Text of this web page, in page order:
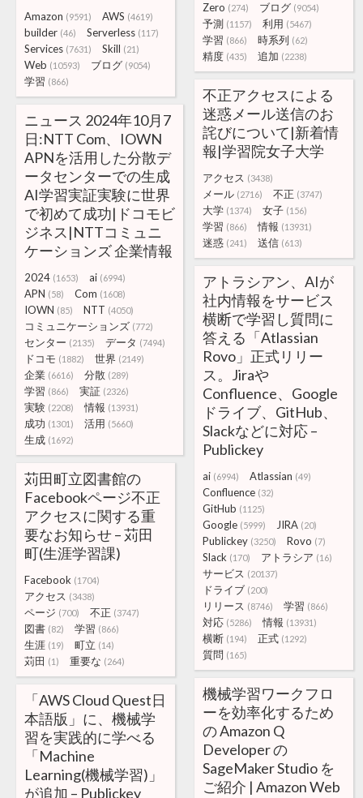
Zero (274) ブログ (9054)
予測 (1157) 利用 (5467)
学習 (866) 時系列 (62)
精度 (435) 追加 (2238)
Amazon (9591) AWS (4619)
builder (46) Serverless (117)
Services (7631) Skill (21)
Web (10593) ブログ (9054)
学習 (866)
不正アクセスによる
迷惑メール送信のお
詫びについて|新着情
報|学習院女子大学
アクセス (3438)
メール (2716) 不正 (3747)
大学 (1374) 女子 (156)
学習 (866) 情報 (13931)
迷惑 (241) 送信 (613)
ニュース 2024年10月7
日:NTT Com、IOWN
APNを活用した分散デ
ータセンターでの生成
AI学習実証実験に世界
で初めて成功|ドコモビ
ジネス|NTTコミュニ
ケーションズ 企業情報
2024 (1653) ai (6994)
APN (58) Com (1608)
IOWN (85) NTT (4050)
コミュニケーションズ (772)
センター (2135) データ (7494)
ドコモ (1882) 世界 (2149)
企業 (6616) 分散 (289)
学習 (866) 実証 (2326)
実験 (2208) 情報 (13931)
成功 (1301) 活用 (5660)
生成 (1692)
アトラシアン、AIが
社内情報をサービス
横断で学習し質問に
答える「Atlassian
Rovo」正式リリー
ス。Jiraや
Confluence、Google
ドライブ、GitHub、
Slackなどに対応 –
Publickey
ai (6994) Atlassian (49)
Confluence (32)
GitHub (1125)
Google (5999) JIRA (20)
Publickey (3250) Rovo (7)
Slack (170) アトラシア (16)
サービス (20137)
ドライブ (200)
リリース (8746) 学習 (866)
対応 (5286) 情報 (13931)
横断 (194) 正式 (1292)
質問 (165)
苅田町立図書館の
Facebookページ不正
アクセスに関する重
要なお知らせ – 苅田
町(生涯学習課)
Facebook (1704)
アクセス (3438)
ページ (700) 不正 (3747)
図書 (82) 学習 (866)
生涯 (19) 町立 (14)
苅田 (1) 重要な (264)
機械学習ワークフロ
ーを効率化するため
の Amazon Q
Developer の
SageMaker Studio を
ご紹介 | Amazon Web
「AWS Cloud Quest日
本語版」に、機械学
習を実践的に学べる
「Machine
Learning(機械学習)」
が追加 – Publickey